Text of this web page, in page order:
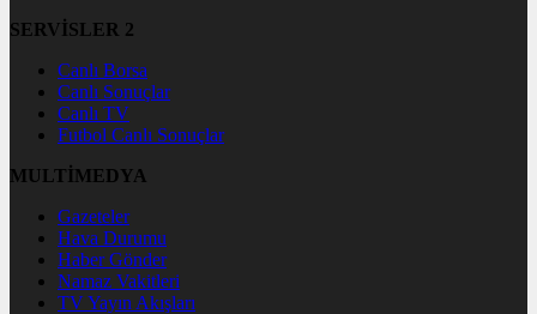
SERVİSLER 2
Canlı Borsa
Canlı Sonuçlar
Canlı TV
Futbol Canlı Sonuçlar
MULTİMEDYA
Gazeteler
Hava Durumu
Haber Gönder
Namaz Vakitleri
TV Yayın Akışları